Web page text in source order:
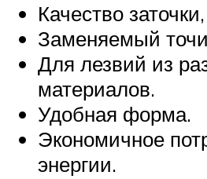
Качество
Заменяемый
Для лезвий из
материалов.
Удобная форма.
Экономичное
энергии.